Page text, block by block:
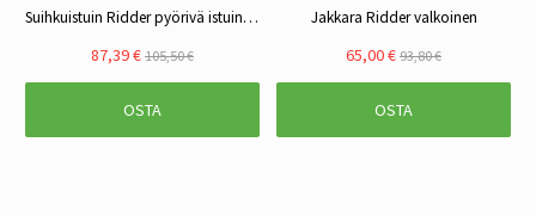
Suihkuistuin Ridder pyörivä istuin, säädettävä korkeus, sininen
87,39 € 105,50 €
OSTA
Jakkara Ridder valkoinen
65,00 € 93,80 €
OSTA